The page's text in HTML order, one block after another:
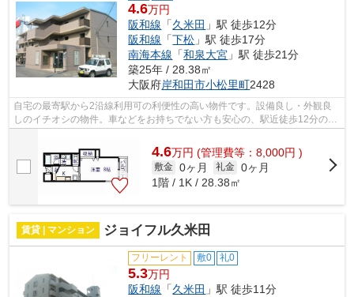
4.6万円
阪和線 「久米田 」駅 徒歩12分
阪和線 「下松 」駅 徒歩17分
南海本線 「和泉大宮 」駅 徒歩21分
築25年 / 28.38㎡
大阪府岸和田市小松里町2428
自宅の最寄駅から2沿線利用可の利便性の高い物件です。設備良し・外観良
しのイチオシの物件。車などをお持ちでない方も安心の、駅近徒歩12分の物
4.6万円 (管理費等：8,000円 )
敷金 0ヶ月 礼金 0ヶ月
1階 / 1K / 28.38㎡
賃貸 | マンション ジョイフル久米田
フリーレント 敷0 礼0
5.3万円
阪和線 「久米田 」駅 徒歩11分